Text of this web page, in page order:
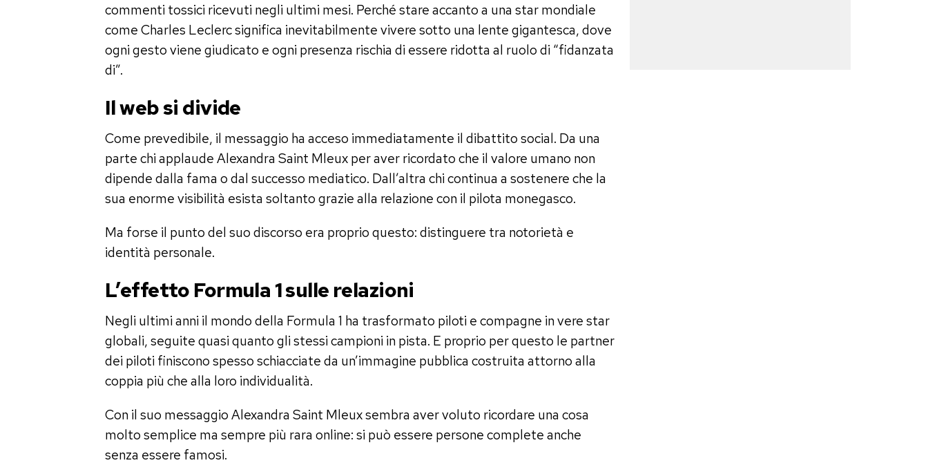
commenti tossici ricevuti negli ultimi mesi. Perché stare accanto a una star mondiale
come Charles Leclerc significa inevitabilmente vivere sotto una lente gigantesca, dove
ogni gesto viene giudicato e ogni presenza rischia di essere ridotta al ruolo di “fidanzata
di”.
Il web si divide
Come prevedibile, il messaggio ha acceso immediatamente il dibattito social. Da una
parte chi applaude Alexandra Saint Mleux per aver ricordato che il valore umano non
dipende dalla fama o dal successo mediatico. Dall’altra chi continua a sostenere che la
sua enorme visibilità esista soltanto grazie alla relazione con il pilota monegasco.
Ma forse il punto del suo discorso era proprio questo: distinguere tra notorietà e
identità personale.
L’effetto Formula 1 sulle relazioni
Negli ultimi anni il mondo della Formula 1 ha trasformato piloti e compagne in vere star
globali, seguite quasi quanto gli stessi campioni in pista. E proprio per questo le partner
dei piloti finiscono spesso schiacciate da un’immagine pubblica costruita attorno alla
coppia più che alla loro individualità.
Con il suo messaggio Alexandra Saint Mleux sembra aver voluto ricordare una cosa
molto semplice ma sempre più rara online: si può essere persone complete anche
senza essere famosi.